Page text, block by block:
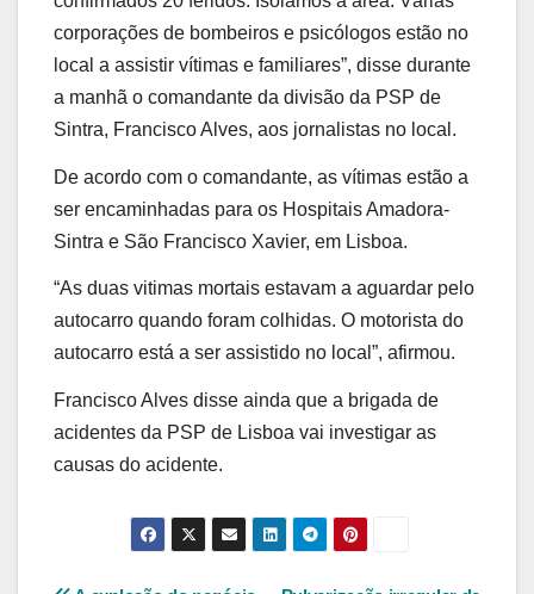
corporações de bombeiros e psicólogos estão no
local a assistir vítimas e familiares”, disse durante
a manhã o comandante da divisão da PSP de
Sintra, Francisco Alves, aos jornalistas no local.
De acordo com o comandante, as vítimas estão a
ser encaminhadas para os Hospitais Amadora-
Sintra e São Francisco Xavier, em Lisboa.
“As duas vitimas mortais estavam a aguardar pelo
autocarro quando foram colhidas. O motorista do
autocarro está a ser assistido no local”, afirmou.
Francisco Alves disse ainda que a brigada de
acidentes da PSP de Lisboa vai investigar as
causas do acidente.